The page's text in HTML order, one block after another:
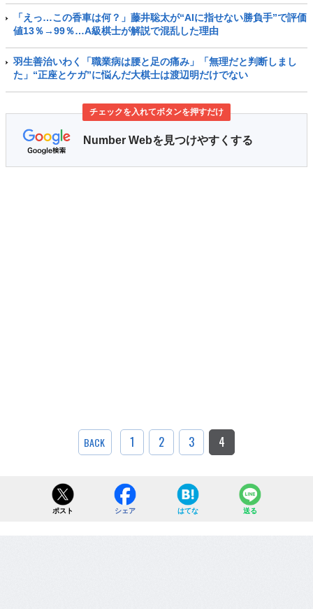
「えっ…この香車は何？」藤井聡太が“AIに指せない勝負手”で評価
値13％→99％…A級棋士が解説で混乱した理由
羽生善治いわく「職業病は腰と足の痛み」「無理だと判断しまし
た」“正座とケガ”に悩んだ大棋士は渡辺明だけでない
チェックを入れてボタンを押すだけ
Number Webを見つけやすくする
BACK 1 2 3 4
ポスト シェア はてな 送る